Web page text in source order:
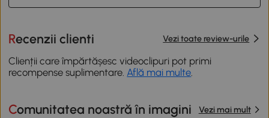
Recenzii clienti Vezi toate review-urile
Clienții care împărtășesc videoclipuri pot primi
recompense suplimentare. Află mai multe.
Comunitatea noastră în imagini Vezi mai mult